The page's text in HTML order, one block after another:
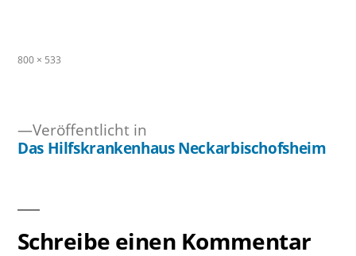
Originalgröße
800 × 533
Veröffentlicht in
Das Hilfskrankenhaus Neckarbischofsheim
Schreibe einen Kommentar